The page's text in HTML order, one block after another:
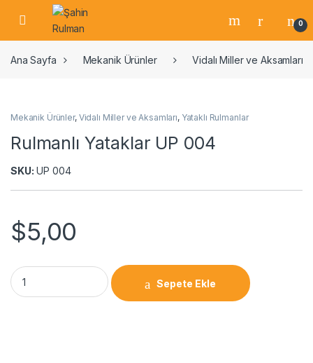
0
Ana Sayfa Mekanik Ürünler Vidalı Miller ve Aksamları
Mekanik Ürünler, Vidalı Miller ve Aksamları, Yataklı Rulmanlar
Rulmanlı Yataklar UP 004
SKU: UP 004
$5,00
Sepete Ekle